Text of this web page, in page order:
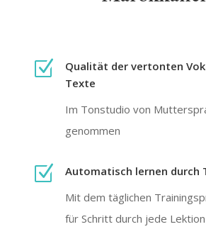
Z
Qualität der vertonten
Texte
Im Tonstudio von
genommen
Z
Auto­matisch lernen durch
Mit dem täglichen
für Schritt durch jede